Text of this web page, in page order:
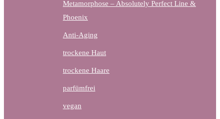
Metamorphose – Absolutely Perfect Line &
Phoenix
Anti-Aging
trockene Haut
trockene Haare
parfümfrei
vegan